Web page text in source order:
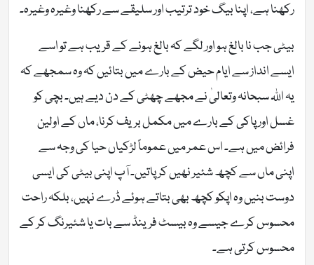
رکھنا ہے، اپنا بیگ خود ترتیب اور سلیقے سے رکھنا وغیرہ وغیرہ۔
بیٹی جب نا بالغ ہو اور لگے کہ بالغ ہونے کے قریب ہے تو اسے
ایسے انداز سے ایام حیض کے بارے میں بتائیں کہ وہ سمجھے کہ
یہ اللہ سبحانہ وتعالیٰ نے مجھے چھٹی کے دن دیے ہیں۔ بچی کو
غسل اور پاکی کے بارے میں مکمل بریف کرنا، ماں کے اولین
فرائض میں ہے۔ اس عمر میں عموماً لڑکیاں حیا کی وجہ سے
اپنی ماں سے کچھ شئیر نھیں کر پاتیں۔ آپ اپنی بیٹی کی ایسی
دوست بنیں وہ اپکو کچھ بھی بتاتے ہوئے ڈرے نہیں، بلکہ راحت
محسوس کرے جیسے وہ بیسٹ فرینڈ سے بات یا شئیرنگ کر کے
محسوس کرتی ہے۔